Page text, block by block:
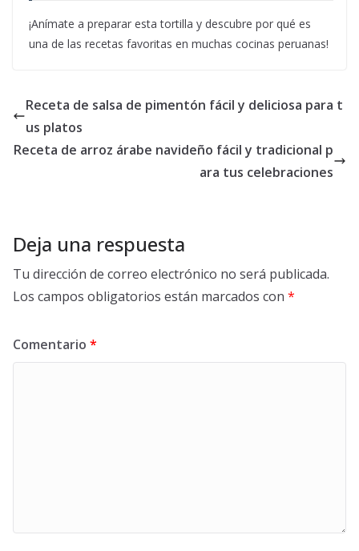
¡Anímate a preparar esta tortilla y descubre por qué es
una de las recetas favoritas en muchas cocinas peruanas!
Receta de salsa de pimentón fácil y deliciosa para t
us platos
Receta de arroz árabe navideño fácil y tradicional p
ara tus celebraciones
Deja una respuesta
Tu dirección de correo electrónico no será publicada.
Los campos obligatorios están marcados con *
Comentario *